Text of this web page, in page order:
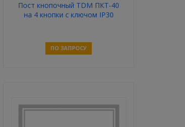
Пост кнопочный TDM ПКТ-40
на 4 кнопки с ключом IP30
ПО ЗАПРОСУ